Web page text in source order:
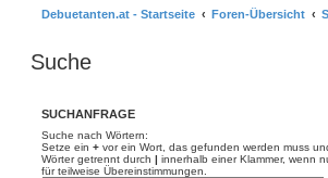
Debuetanten.at - Startseite Foren-Übersicht
Suche
SUCHANFRAGE
Suche nach Wörtern:
Setze ein + vor ein Wort, das gefunden werden muss
Wörter getrennt durch | innerhalb einer Klammer, wenn
für teilweise Übereinstimmungen.